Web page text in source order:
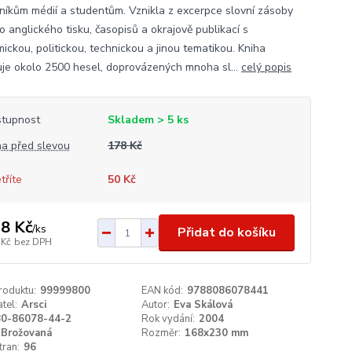
médií a studentům. Vznikla z excerpce slovní zásoby
anglického tisku, časopisů a okrajově publikací s
politickou, technickou a jinou tematikou. Kniha
okolo 2500 hesel, doprovázených mnoha sl... celý popis
Skladem > 5 ks
před slevou
178 Kč
50 Kč
Kč/ks
bez DPH
Přidat do košíku
99999800 EAN kód: 9788086078441
Arsci Autor: Eva Skálová
86078-44-2
Rok vydání: 2004
Brožovaná
Rozměr: 168x230 mm
96